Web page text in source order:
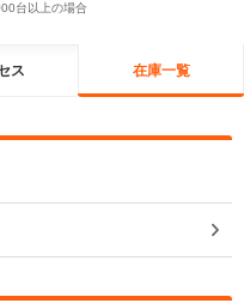
台以上の場合
ス 在庫一覧